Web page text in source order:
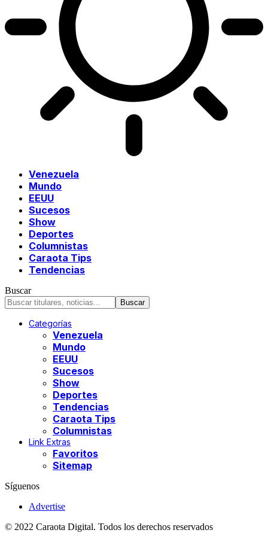
Venezuela
Mundo
EEUU
Sucesos
Show
Deportes
Columnistas
Caraota Tips
Tendencias
Buscar
Categorías
Venezuela
Mundo
EEUU
Sucesos
Show
Deportes
Tendencias
Caraota Tips
Columnistas
Link Extras
Favoritos
Sitemap
Síguenos
Advertise
© 2022 Caraota Digital. Todos los derechos reservados